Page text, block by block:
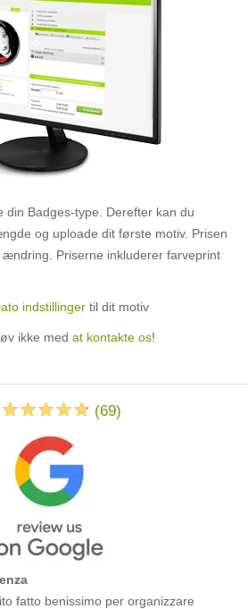
Badges-type. Derefter kan du
og uploade dit første motiv. Prisen
Priserne inkluderer farveprint
indstillinger til dit motiv
ikke med at kontakte os!
(69)
fatto benissimo per organizzare